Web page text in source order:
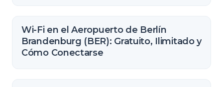
Wi-Fi en el Aeropuerto de Berlín
Brandenburg (BER): Gratuito, Ilimitado y
Cómo Conectarse